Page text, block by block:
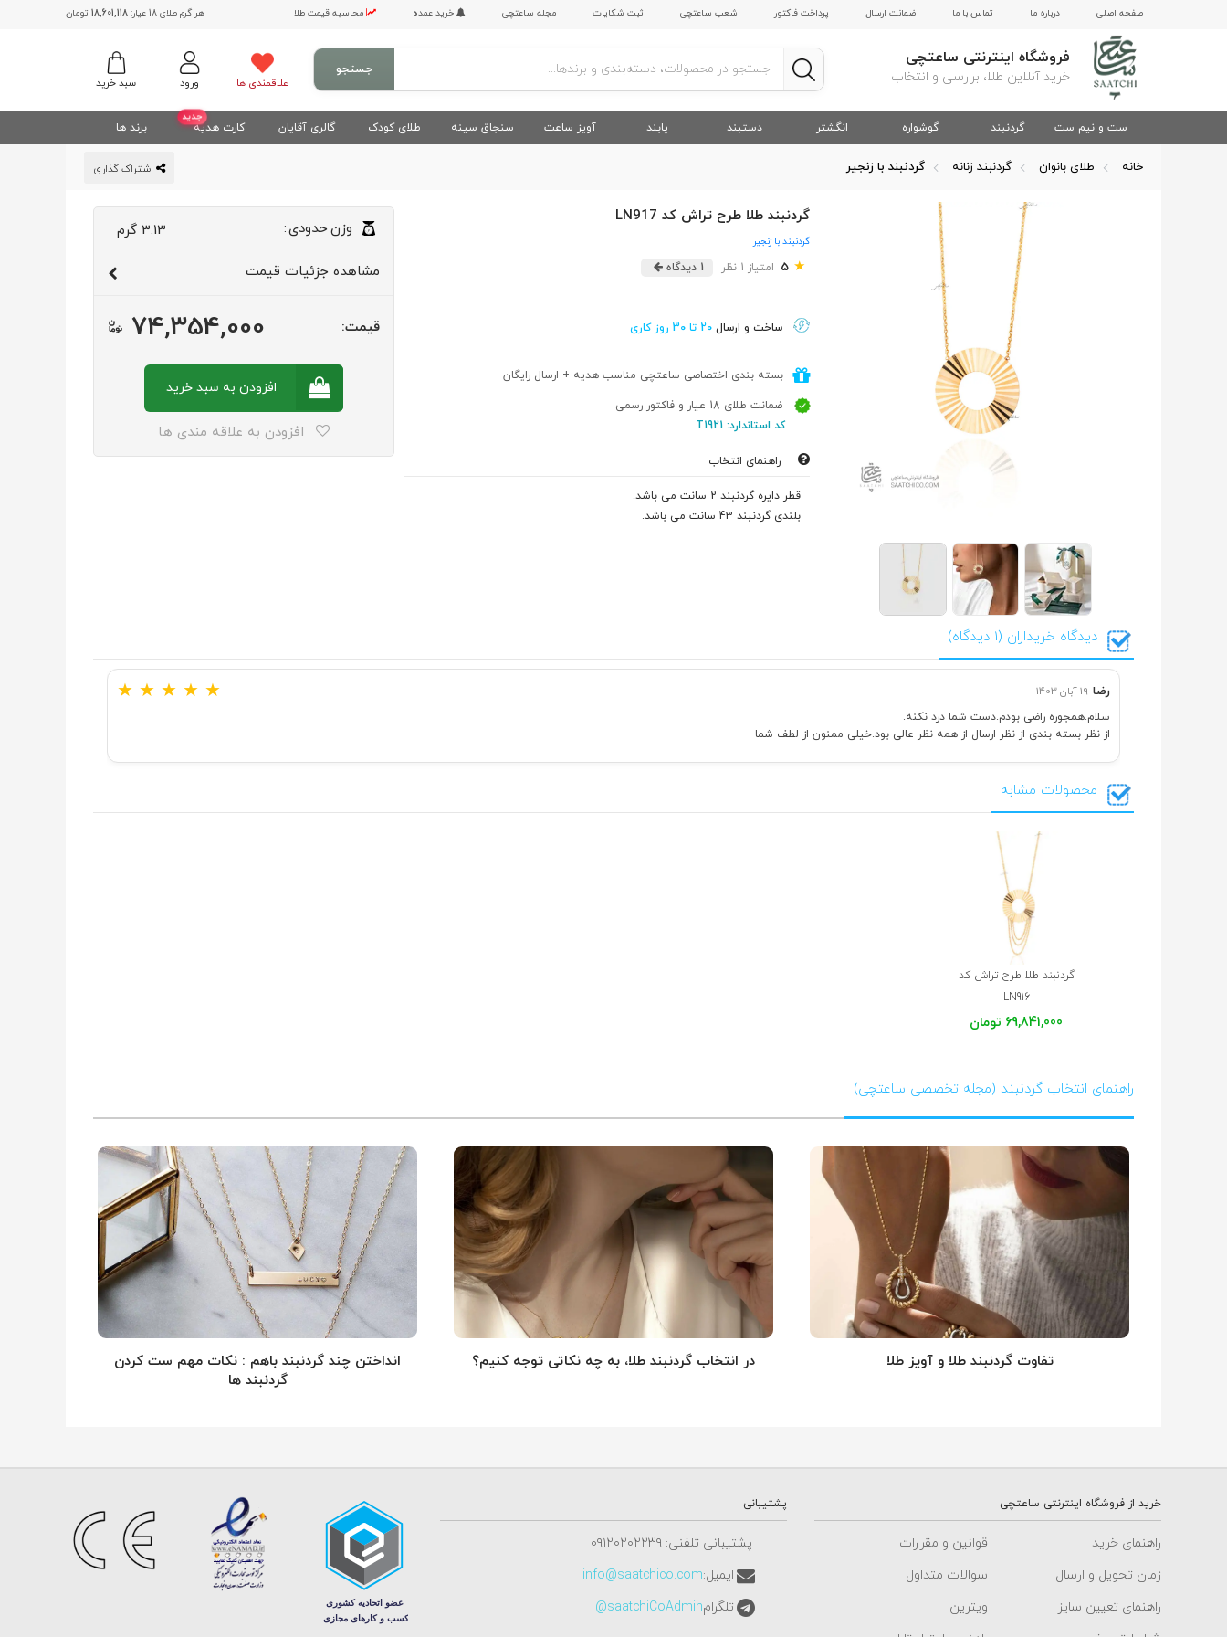
صفحه اصلی درباره ما تماس با ما ضمانت ارسال پرداخت فاکتور شعب ساعتچی ثبت شکایات مجله ساعتچی خرید عمده محاسبه قیمت طلا هر گرم طلای 18 عیار: 18,601,118 تومان
فروشگاه اینترنتی ساعتچی
خرید آنلاین طلا، بررسی و انتخاب سبد خرید ورود علاقمندی ها
جستجو
ست و نیم ست گردنبند گوشواره انگشتر دستبند پابند آویز ساعت سنجاق سینه طلای کودک گالری آقایان
جدید
کارت هدیه برند ها
خانه طلای بانوان گردنبند زنانه گردنبند با زنجیر
گردنبند طلا طرح تراش کد LN917
گردنبند با زنجیر
★
5 امتیاز 1 نظر 1 دیدگاه
ساخت و ارسال 20 تا 30 روز کاری
بسته بندی اختصاصی ساعتچی مناسب هدیه + ارسال رایگان
ضمانت طلای 18 عیار و فاکتور رسمی
کد استاندارد: T1921
راهنمای انتخاب
قطر دایره گردنبند 2 سانت می باشد.
بلندی گردنبند 43 سانت می باشد.
وزنحدودی:
3.13 گرم
مشاهده جزئیات قیمت
قیمت: 74,354,000
افزودن به سبدخرید
افزودن به علاقه مندی ها
دیدگاه خریداران (1 دیدگاه)
رضا 19 آبان 1403 ★ ★ ★ ★ ★
سلام.همجوره راضی بودم.دست شما درد نکنه.
از نظر بسته بندی از نظر ارسال از همه نظر عالی بود.خیلی ممنون از لطف شما
محصولات مشابه
گردنبند طلا طرح تراش کد
LN916
69,841,000 تومان
راهنمای انتخاب گردنبند (مجله تخصصی ساعتچی)
تفاوت گردنبند طلا و آویز طلا در انتخاب گردنبند طلا‌، به چه نکاتی توجه کنیم؟
انداختن چند گردنبند باهم : نکات مهم ست کردن
گردنبند ها
خرید از فروشگاه اینترنتی ساعتچی
راهنمای خرید
قوانین و مقررات
زمان تحویل و ارسال
سوالات متداول
راهنمای تعیین سایز
ویترین
پشتیبانی
پشتیبانی تلفنی: ٠٩١٢٠٢٠٢٢٣٩
ایمیل:info@saatchico.com
تلگرامsaatchiCoAdmin@